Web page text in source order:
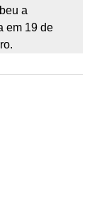
a
em 19 de